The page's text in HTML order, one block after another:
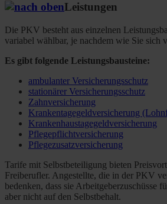
Leistungen
Die PKV besteht aus einzelnen
variabel wählbar, je nachdem wie Sie sich
Es gibt folgende Leistungsbausteine:
ambulanter Versicherungsschutz
stationärer Versicherungsschutz
Zahnversicherung
Krankentagegeldversicherung
Krankenhaustagegeldversicherung
Pflegepflichtversicherung
Pflegezusatzversicherung
Tarife mit Selbstbeteiligung bieten
Freiberufler. Angestellte, die in der PKV
bedenken, dass sie Arbeitgeberzuschüsse
aber nicht auf den Selbstbehalt.